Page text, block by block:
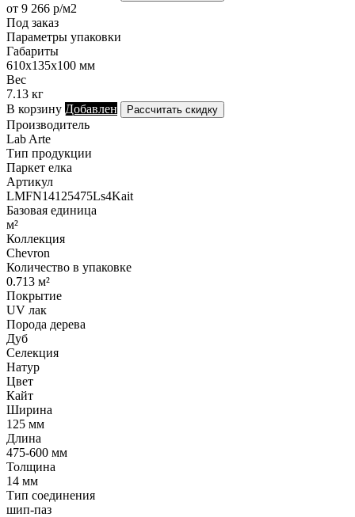
от 9 266 р/м2
Под заказ
Параметры упаковки
Габариты
610х135х100 мм
Вес
7.13 кг
В корзину Добавлен Рассчитать скидку
Производитель
Lab Arte
Тип продукции
Паркет елка
Артикул
LMFN14125475Ls4Kait
Базовая единица
м²
Коллекция
Chevron
Количество в упаковке
0.713 м²
Покрытие
UV лак
Порода дерева
Дуб
Селекция
Натур
Цвет
Кайт
Ширина
125 мм
Длина
475-600 мм
Толщина
14 мм
Тип соединения
шип-паз